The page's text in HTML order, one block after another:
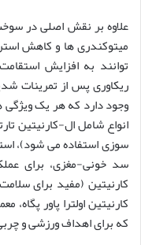
علاوه بر نقش اصلی در
میتوکندری ها و کاهش
توانند به افزایش
ریکاوری پس از تمرینات
وجود دارد که هر یک ویژگی
انواع شامل ال-کارنیتین
سوزی استفاده می شود)،
سد خونی-مغزی، برای
کارنیتین (مفید برای
کارنیتین اولترا پاور پگاه،
که برای اهداف ورزشی و